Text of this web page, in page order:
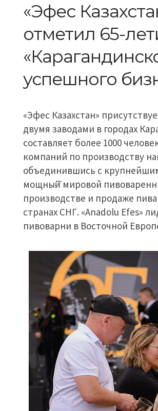
«Эфес
отметил 65-
успешного
«Эфес Казахстан»
двумя заводами в городах
составляет более 1000
компаний по производству
объединившись c
мощный̆ мировой
производстве и продаже
странах СНГ. «Anadolu Efes»
пивоварни в Восточной